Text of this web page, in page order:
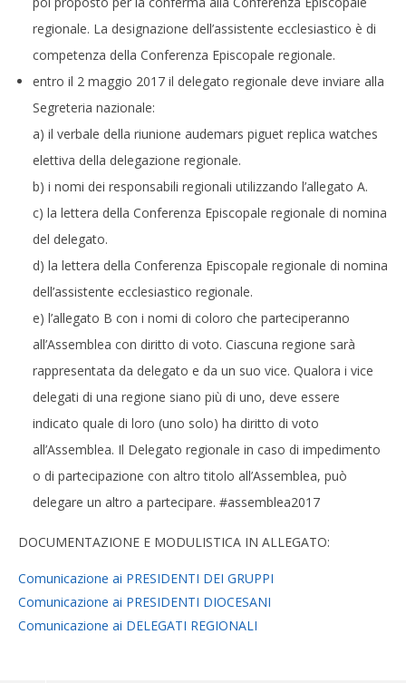
regionale. La designazione dell’assistente ecclesiastico è di
competenza della Conferenza Episcopale regionale.
entro il 2 maggio 2017 il delegato regionale deve inviare alla
Segreteria nazionale:
a) il verbale della riunione audemars piguet replica watches
elettiva della delegazione regionale.
b) i nomi dei responsabili regionali utilizzando l’allegato A.
c) la lettera della Conferenza Episcopale regionale di nomina
del delegato.
d) la lettera della Conferenza Episcopale regionale di nomina
dell’assistente ecclesiastico regionale.
e) l’allegato B con i nomi di coloro che parteciperanno
all’Assemblea con diritto di voto. Ciascuna regione sarà
rappresentata da delegato e da un suo vice. Qualora i vice
delegati di una regione siano più di uno, deve essere
indicato quale di loro (uno solo) ha diritto di voto
all’Assemblea. Il Delegato regionale in caso di impedimento
o di partecipazione con altro titolo all’Assemblea, può
delegare un altro a partecipare. #assemblea2017
DOCUMENTAZIONE E MODULISTICA IN ALLEGATO:
Comunicazione ai PRESIDENTI DEI GRUPPI
Comunicazione ai PRESIDENTI DIOCESANI
Comunicazione ai DELEGATI REGIONALI